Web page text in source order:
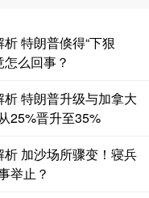
+0.09 +0.04%
特朗普倏得“下狠
么回事？
特朗普升级与加拿大
25%晋升至35%
加沙场所骤变！寝兵
举止？